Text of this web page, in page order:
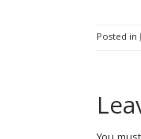
Posted in